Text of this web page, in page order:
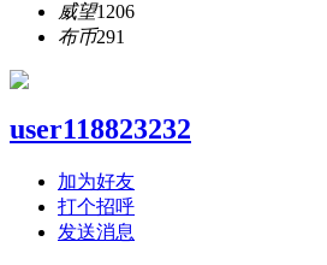
威望1206
布币291
user118823232
加为好友
打个招呼
发送消息